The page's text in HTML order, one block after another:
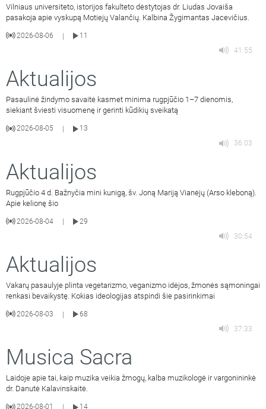
Vilniaus universiteto, istorijos fakulteto dėstytojas dr. Liudas Jovaiša
pasakoja apie vyskupą Motiejų Valančių. Kalbina Žygimantas Jacevičius.
2026-08-06 |
11
41:55
Aktualijos
Pasaulinė žindymo savaitė kasmet minima rugpjūčio 1–7 dienomis,
siekiant šviesti visuomenę ir gerinti kūdikių sveikatą
2026-08-05
13
36:03
Aktualijos
Rugpjūčio 4 d. Bažnyčia mini kunigą, šv. Joną Mariją Vianėjų (Arso kleboną).
Apie kelionę šio
2026-08-04
29
30:54
Aktualijos
Vakarų pasaulyje plinta vegetarizmo, veganizmo idėjos, žmonės sąmoningai
renkasi bevaikystę. Kokias ideologijas atspindi šie pasirinkimai
2026-08-03 |
68
37:33
Musica Sacra
Laidoje apie tai, kaip muzika veikia žmogų, kalba muzikologė ir vargonininkė
dr. Danutė Kalavinskaitė.
2026-08-01 14